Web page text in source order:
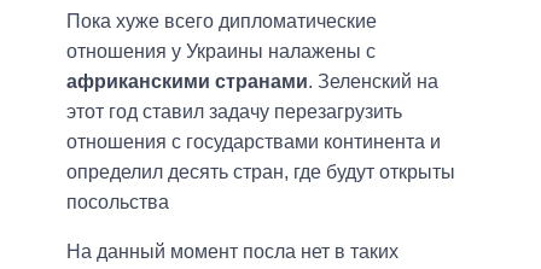
Пока хуже всего дипломатические
отношения у Украины налажены с
африканскими странами. Зеленский на
этот год ставил задачу перезагрузить
отношения с государствами континента и
определил десять стран, где будут открыты
посольства
На данный момент посла нет в таких